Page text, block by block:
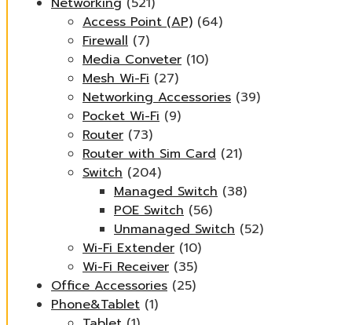
Access Point (AP) (64)
Firewall (7)
Media Conveter (10)
Mesh Wi-Fi (27)
Networking Accessories (39)
Pocket Wi-Fi (9)
Router (73)
Router with Sim Card (21)
Switch (204)
Managed Switch (38)
POE Switch (56)
Unmanaged Switch (52)
Wi-Fi Extender (10)
Wi-Fi Receiver (35)
Office Accessories (25)
Phone&Tablet (1)